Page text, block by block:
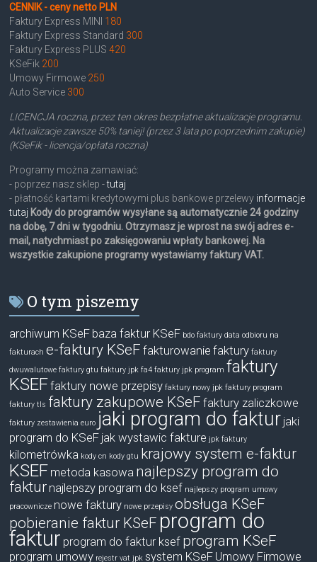
CENNIK - ceny netto PLN
Faktury Express MINI 180
Faktury Express Standard 300
Faktury Express PLUS420
KSeFik 200
Umowy Firmowe 250
Auto Service 300
LICENCJA roczna, przez ten okres bezpłatne aktualizacje programu.
Aktualizacje zawsze 50% taniej! (przez 3 lata po poprzednim zakupie)
(KSeFik - licencja/opłata roczna)
Programy można zamawiać:
- poprzez nasz sklep -tutaj
- płatność kartami kredytowymi plus bankowe przelewy informacje
tutaj Kody do programów wysyłane są automatycznie 24 godziny
na dobę, 7 dni w tygodniu. Otrzymasz je wprost na swój adres e-
mail, natychmiast po zaksięgowaniu wpłaty bankowej. Na
wszystkie zakupione programy wystawiamy faktury VAT.
O tym piszemy
archiwum KSeF baza faktur KSeF bdo faktury data odbioru na
fakturach e-faktury KSeF fakturowanie faktury faktury
dwuwalutowe faktury gtu faktury jpk fa4 faktury jpk program faktury
KSEFfaktury nowe przepisy faktury nowy jpk faktury program
faktury tls faktury zakupowe KSeF faktury zaliczkowe
faktury zestawienia euro jaki program do faktur jaki
program do KSeF jak wystawic fakture jpk faktury
kilometrówka kody cn kody gtu krajowy system e-faktur
KSEF metoda kasowa najlepszy program do
faktur najlepszy program do ksef najlepszy program umowy
pracownicze nowe faktury nowe przepisy obsługa KSeF
pobieranie faktur KSeF program do
faktur program do faktur ksef program KSeF
program umowy rejestr vat jpk system KSeF Umowy Firmowe